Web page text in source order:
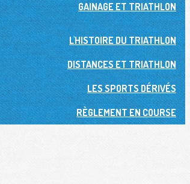
GAINAGE ET TRIATHLON
L'HISTOIRE DU TRIATHLON
DISTANCES ET TRIATHLON
LES SPORTS DÉRIVÉS
RÈGLEMENT EN COURSE